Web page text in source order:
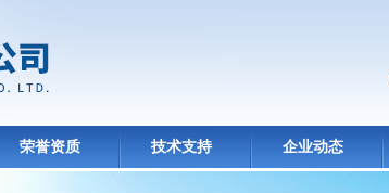
荣誉资质 技术支持 企业动态